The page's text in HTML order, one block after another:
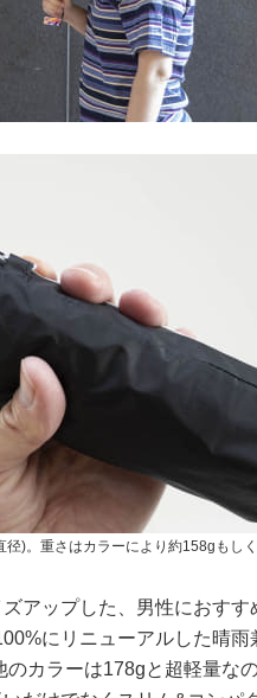
)。重さはカラーにより約158gもし
アップした、男性におすす
にリニューアルした晴雨
カラーは178gと超軽量な